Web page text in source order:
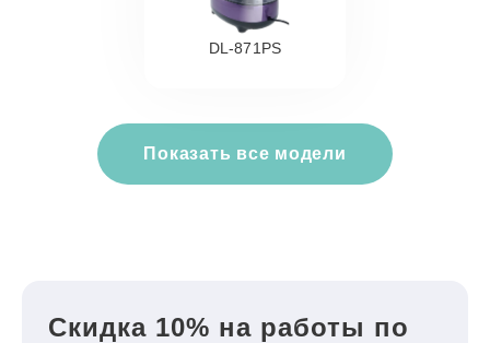
DL-871PS
Показать все модели
Скидка 10% на работы по